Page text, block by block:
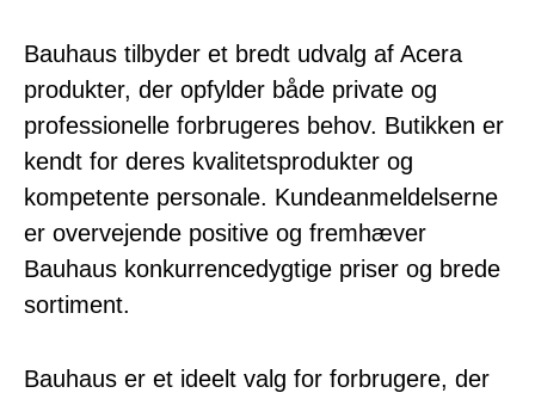
Bauhaus tilbyder et bredt udvalg af Acera
produkter, der opfylder både private og
professionelle forbrugeres behov. Butikken er
kendt for deres kvalitetsprodukter og
kompetente personale. Kundeanmeldelserne
er overvejende positive og fremhæver
Bauhaus konkurrencedygtige priser og brede
sortiment.
Bauhaus er et ideelt valg for forbrugere, der